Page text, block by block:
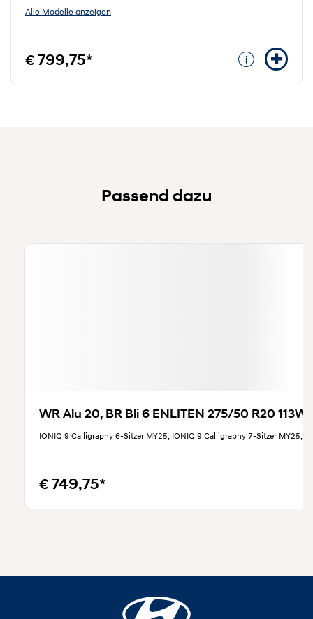
Alle Modelle anzeigen
€ 799,75*
Passend dazu
WR Alu 20, BR Bli 6 ENLITEN 275/50 R20 113W
IONIQ 9 Calligraphy 6-Sitzer MY25, IONIQ 9 Calligraphy 7-Sitzer MY25,
€ 749,75*